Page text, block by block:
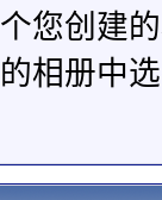
个您创建
相册中